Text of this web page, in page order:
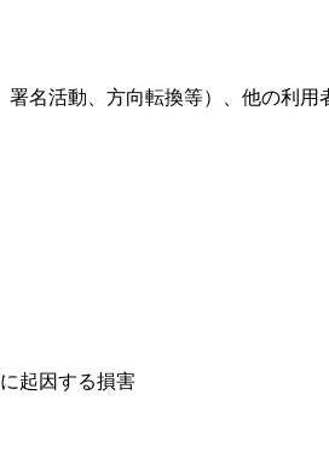
名活動、方向転換等）、他の利用
起因する損害